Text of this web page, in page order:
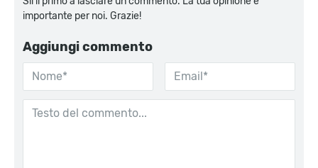
importante per noi. Grazie!
Aggiungi commento